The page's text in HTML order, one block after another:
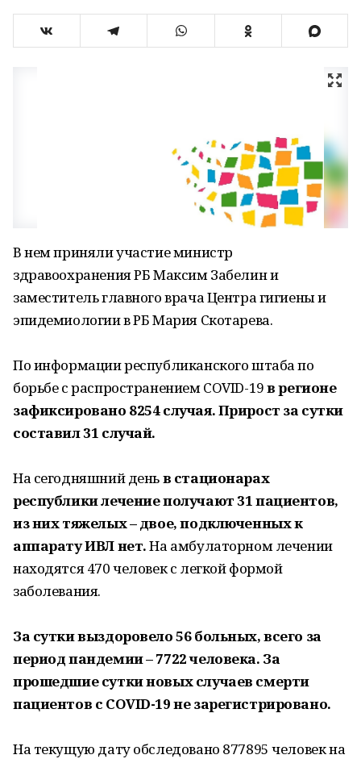
В нем приняли участие министр
здравоохранения РБ Максим Забелин и
заместитель главного врача Центра гигиены и
эпидемиологии в РБ Мария Скотарева.
По информации республиканского штаба по
борьбе с распространением COVID-19в регионе
зафиксировано 8254 случая. Прирост за сутки
составил 31 случай.
На сегодняшний деньв стационарах
республики лечение получают 31 пациентов,
из них тяжелых – двое, подключенных к
аппарату ИВЛ нет.На амбулаторном лечении
находятся 470 человек с легкой формой
заболевания.
За сутки выздоровело 56 больных, всего за
период пандемии – 7722 человека. За
прошедшие сутки новых случаев смерти
пациентов с COVID-19 не зарегистрировано.
На текущую дату обследовано 877895 человек на